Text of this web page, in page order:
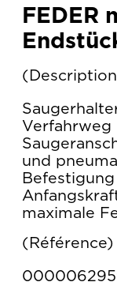
FEDER
Description
Verfahrweg
und
maximale
Référence